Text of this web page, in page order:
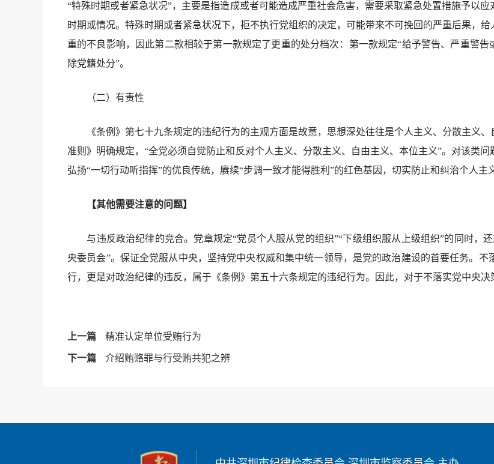
“特殊时期或者紧急状况”，主要是指造成或者可能造成严重社会危害，需要采取紧急处置措施予以
时期或情况。特殊时期或者紧急状况下，拒不执行党组织的决定，可能带来不可挽回的严重后果，
重的不良影响，因此第二款相较于第一款规定了更重的处分档次：第一款规定“给予警告、严重警
除党籍处分”。
（二）有责性
《条例》第七十九条规定的违纪行为的主观方面是故意，思想深处往往是个人主义、分散主义、
准则》明确规定，“全党必须自觉防止和反对个人主义、分散主义、自由主义、本位主义”。对该类
弘扬“一切行动听指挥”的优良传统，赓续“步调一致才能得胜利”的红色基因，切实防止和纠治个人主
【其他需要注意的问题】
与违反政治纪律的竞合。党章规定“党员个人服从党的组织”“下级组织服从上级组织”的同时，
央委员会”。保证全党服从中央，坚持党中央权威和集中统一领导，是党的政治建设的首要任务。
行，更是对政治纪律的违反，属于《条例》第五十六条规定的违纪行为。因此，对于不落实党中央
上一篇 精准认定单位受贿行为
下一篇 介绍贿赂罪与行受贿共犯之辨